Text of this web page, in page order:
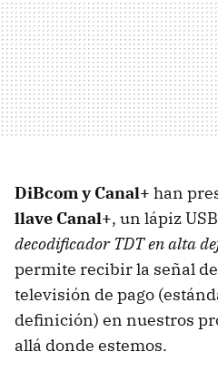
DiBcom y Canal+ han
llave Canal+, un lápizUSB
decodificador TDTen alta
permite recibir la señal
televisión de pago
definición) en nuestros
allá donde estemos.